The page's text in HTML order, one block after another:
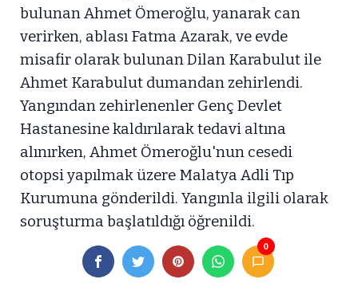
bulunan Ahmet Ömeroğlu, yanarak can
verirken, ablası Fatma Azarak, ve evde
misafir olarak bulunan Dilan Karabulut ile
Ahmet Karabulut dumandan zehirlendi.
Yangından zehirlenenler Genç Devlet
Hastanesine kaldırılarak tedavi altına
alınırken, Ahmet Ömeroğlu'nun cesedi
otopsi yapılmak üzere Malatya Adli Tıp
Kurumuna gönderildi. Yangınla ilgili olarak
soruşturma başlatıldığı öğrenildi.
0